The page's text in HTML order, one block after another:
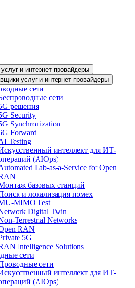
и интернет провайдеры
услуг и интернет провайдеры
сети
сети
решения
Security
Synchronization
Forward
Testing
интеллект для ИТ-
(AIOps)
Lab-as-a-Service for Open
базовых станций
и локализация помех
MIMO Test
Digital Twin
Terrestrial Networks
RAN
5G
Intelligence Solutions
сети
сети
интеллект для ИТ-
(AIOps)